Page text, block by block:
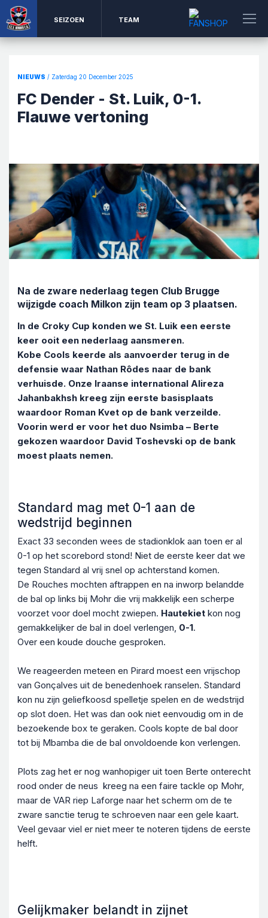
SEIZOEN TEAM
NIEUWS / Zaterdag 20 December 2025
FC Dender - St. Luik, 0-1.
Flauwe vertoning
Na de zware nederlaag tegen Club Brugge
wijzigde coach Milkon zijn team op 3 plaatsen.
In de Croky Cup konden we St. Luik een eerste
keer ooit een nederlaag aansmeren.
Kobe Cools keerde als aanvoerder terug in de
defensie waar Nathan Rôdes naar de bank
verhuisde. Onze Iraanse international Alireza
Jahanbakhsh kreeg zijn eerste basisplaats
waardoor Roman Kvet op de bank verzeilde.
Voorin werd er voor het duo Nsimba – Berte
gekozen waardoor David Toshevski op de bank
moest plaats nemen.
Standard mag met 0-1 aan de
wedstrijd beginnen
Exact 33 seconden wees de stadionklok aan toen er al
0-1 op het scorebord stond! Niet de eerste keer dat we
tegen Standard al vrij snel op achterstand komen.
De Rouches mochten aftrappen en na inworp belandde
de bal op links bij Mohr die vrij makkelijk een scherpe
voorzet voor doel mocht zwiepen. Hautekiet kon nog
gemakkelijker de bal in doel verlengen, 0-1.
Over een koude douche gesproken.
We reageerden meteen en Pirard moest een vrijschop
van Gonçalves uit de benedenhoek ranselen. Standard
kon nu zijn geliefkoosd spelletje spelen en de wedstrijd
op slot doen. Het was dan ook niet eenvoudig om in de
bezoekende box te geraken. Cools kopte de bal door
tot bij Mbamba die de bal onvoldoende kon verlengen.
Plots zag het er nog wanhopiger uit toen Berte onterecht
rood onder de neus kreeg na een faire tackle op Mohr,
maar de VAR riep Laforge naar het scherm om de te
zware sanctie terug te schroeven naar een gele kaart.
Veel gevaar viel er niet meer te noteren tijdens de eerste
helft.
Gelijkmaker belandt in zijnet